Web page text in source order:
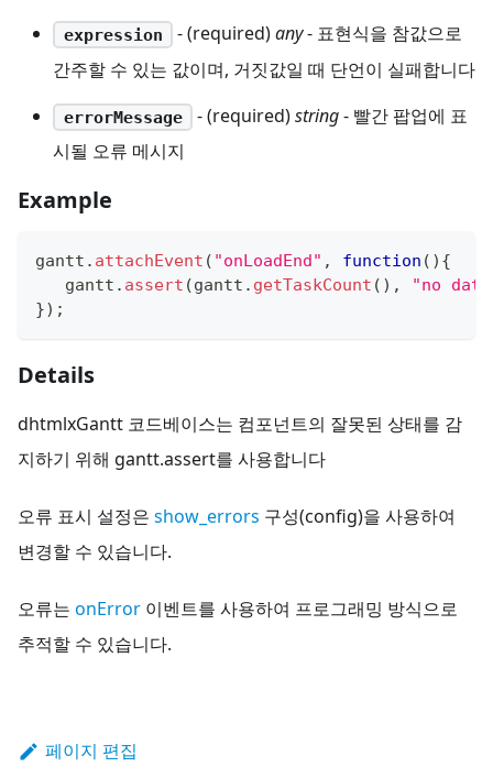
expression - (required)any- 표현식을 참값으로
간주할 수 있는 값이며, 거짓값일 때 단언이 실패합니다
errorMessage - (required)string- 빨간 팝업에 표
시될 오류 메시지
Example
gantt . attachEvent ( "onLoadEnd" , function ( ) {
   gantt
. assert (gantt . getTaskCount ( ) ,
"no
}) ;
Details
dhtmlxGantt 코드베이스는 컴포넌트의 잘못된 상태를 감
지하기 위해 gantt.assert를 사용합니다
오류 표시 설정은 show_errors 구성(config)을 사용하여
변경할 수 있습니다.
오류는 onError 이벤트를 사용하여 프로그래밍 방식으로
추적할 수 있습니다.
페이지 편집